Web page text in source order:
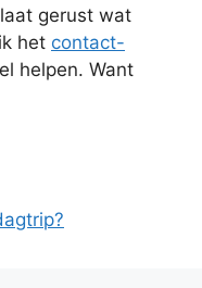
gerust wat
het contact-
helpen. Want